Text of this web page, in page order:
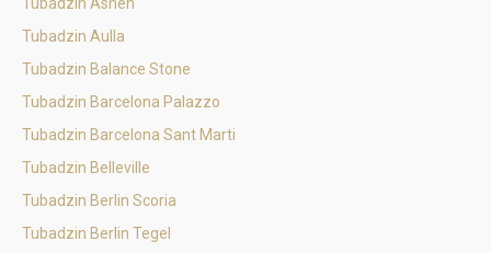
Tubadzin Aulla
Tubadzin Balance Stone
Tubadzin Barcelona Palazzo
Tubadzin Barcelona Sant Marti
Tubadzin Belleville
Tubadzin Berlin Scoria
Tubadzin Berlin Tegel